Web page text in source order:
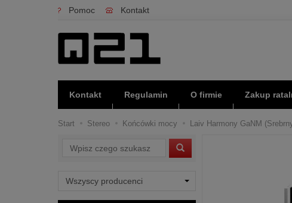
Pomoc Kontakt
Kontakt Regulamin O firmie Zakup
Start Stereo Końcówki mocy Laiv Harmony GaNM
Wyszukaj